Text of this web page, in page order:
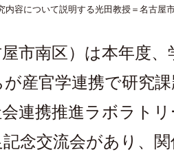
内容について説明する光田教授＝名古屋
市南区）は本年度、
産官学連携で研究
連携推進ラボラト
念交流会があり、